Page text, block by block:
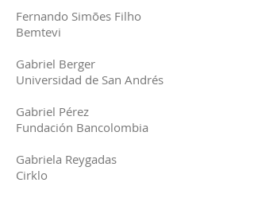
Fernando Simões Filho
Bemtevi
Gabriel Berger
Universidad de San Andrés
Gabriel Pérez
Fundación Bancolombia
Gabriela Reygadas
Cirklo